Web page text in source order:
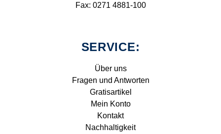
Fax: 0271 4881-100
SERVICE:
Über uns
Fragen und Antworten
Gratisartikel
Mein Konto
Kontakt
Nachhaltigkeit